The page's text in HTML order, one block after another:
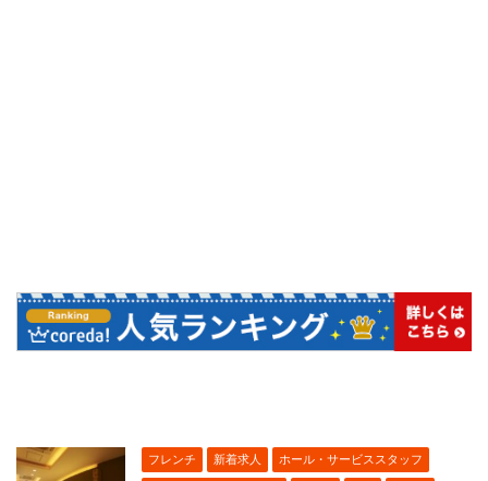
フレンチ 新着求人 ホール・サービススタッフ